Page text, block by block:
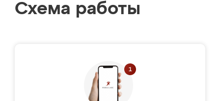
Схема работы